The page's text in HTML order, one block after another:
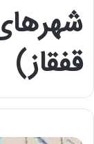
قفقاز)